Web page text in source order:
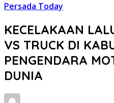
Persada Today
KECELAKAAN
VS TRUCK DI
PENGENDARA
DUNIA